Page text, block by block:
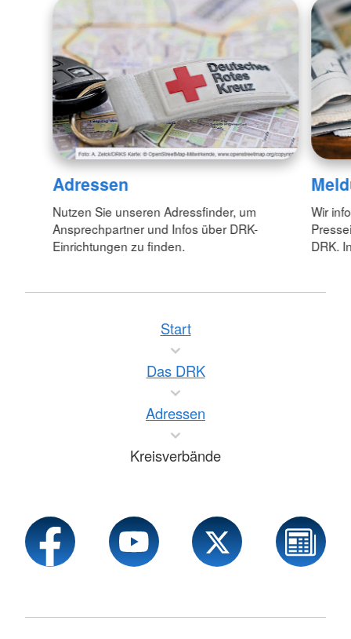
Adressen
Nutzen Sie unseren Adressfinder, um
Ansprechpartner und Infos über DRK-
Einrichtungen zu finden.
Wir
DRK.
Start
Das DRK
Adressen
Kreisverbände